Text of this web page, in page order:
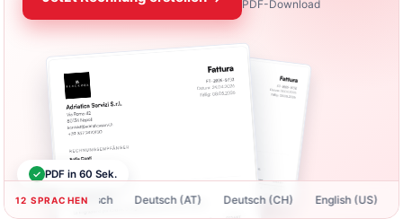
PDF-Download
✓ PDF in 60 Sek.
12 SPRACHEN
Deutsch Deutsch (AT) Deutsch (CH) English (US)